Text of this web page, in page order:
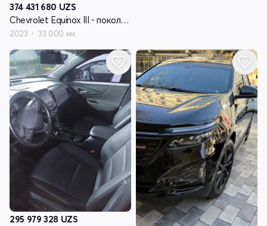
374 431 680 UZS
Chevrolet Equinox III - поколение рестайлинг
2023 33 000 км
295 979 328 UZS